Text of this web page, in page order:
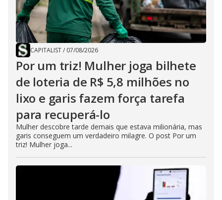
CAPITALIST/ 07/08/2026
Por um triz! Mulher joga bilhete
de loteria de R$ 5,8 milhões no
lixo e garis fazem força tarefa
para recuperá-lo
Mulher descobre tarde demais que estava milionária, mas
garis conseguem um verdadeiro milagre. O post Por um
triz! Mulher joga...